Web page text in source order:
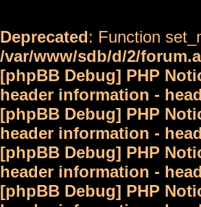
Deprecated: Function
/var/www/sdb/d/2/
[phpBB Debug] PHP
header information -
[phpBB Debug] PHP
header information -
[phpBB Debug] PHP
header information -
[phpBB Debug] PHP